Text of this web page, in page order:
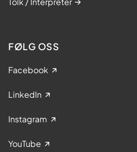
FØLG OSS
Facebook
LinkedIn
Instagram
YouTube